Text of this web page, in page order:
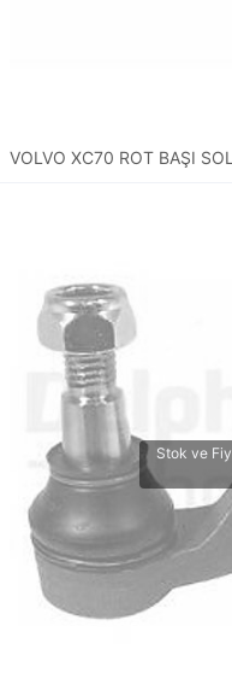
VOLVO XC70 ROT BAŞI SOL